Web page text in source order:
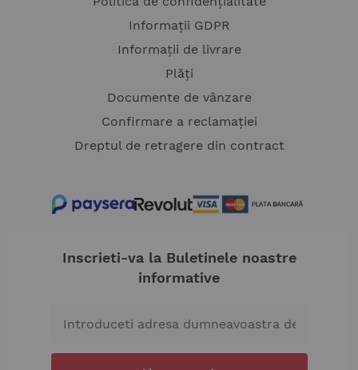
Informații GDPR
Informații de livrare
Plăți
Documente de vânzare
Confirmare a reclamației
Dreptul de retragere din contract
Inscrieti-va la Buletinele noastre
informative